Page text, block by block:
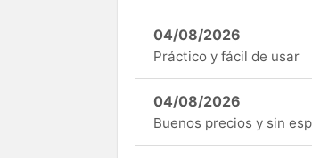
04/08/2026
Práctico y fácil de usar
04/08/2026
Buenos precios y sin